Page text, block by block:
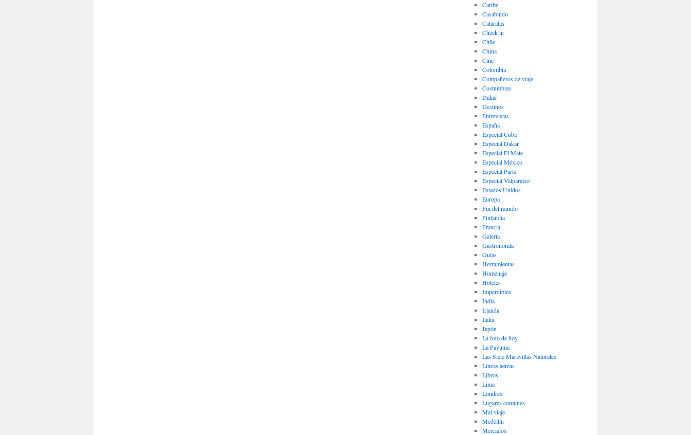
Caribe
Casabindo
Cataratas
Check in
Chile
China
Cine
Colombia
Compañeros de viaje
Costumbres
Dakar
Destinos
Entrevistas
España
Especial Cuba
Especial Dakar
Especial El Mate
Especial México
Especial París
Especial Valparaíso
Estados Unidos
Europa
Fin del mundo
Finlandia
Francia
Galería
Gastronomí­a
Guías
Herramientas
Homenaje
Hoteles
Imperdibles
India
Irlanda
Italia
Japón
La foto de hoy
La Payunia
Las Siete Maravillas Naturales
Lí­neas aéreas
Libros
Lima
Londres
Lugares comunes
Mal viaje
Medellín
Mercados